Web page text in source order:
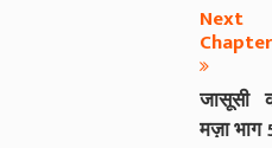
Next
Chapter
जासूसी
मज़ा भाग